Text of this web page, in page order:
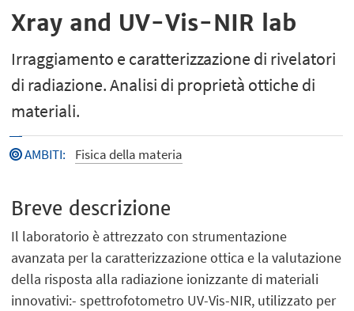
Xray and UV-Vis-NIR lab
Irraggiamento e caratterizzazione di rivelatori
di radiazione. Analisi di proprietà ottiche di
materiali​.
AMBITI: Fisica della materia
Breve descrizione
Il laboratorio è attrezzato con strumentazione
avanzata per la caratterizzazione ottica e la valutazione
della risposta alla radiazione ionizzante di materiali
innovativi:- spettrofotometro UV-Vis-NIR, utilizzato per